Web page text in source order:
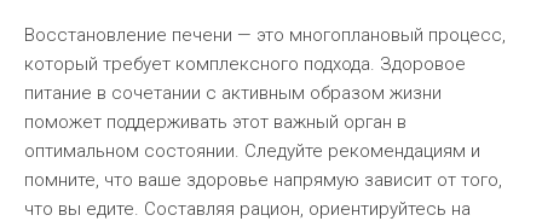
Восстановление печени — это многоплановый процесс,
который требует комплексного подхода. Здоровое
питание в сочетании с активным образом жизни
поможет поддерживать этот важный орган в
оптимальном состоянии. Следуйте рекомендациям и
помните, что ваше здоровье напрямую зависит от того,
что вы едите. Составляя рацион, ориентируйтесь на